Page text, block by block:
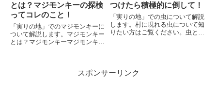
とは？マジモンキーの探検
ってコレのこと！
「実りの地」でのマジモンキーに
ついて解説します。マジモンキー
とは？マジモンキーマジモンキー
ころをタップした先にあります。
つけたら積極的に倒して！
「実りの地」での虫について解説
します。村に現れる虫について知
りたい方はご覧ください。虫と
いる間は、生産物の回収ができな
くな...
スポンサーリンク